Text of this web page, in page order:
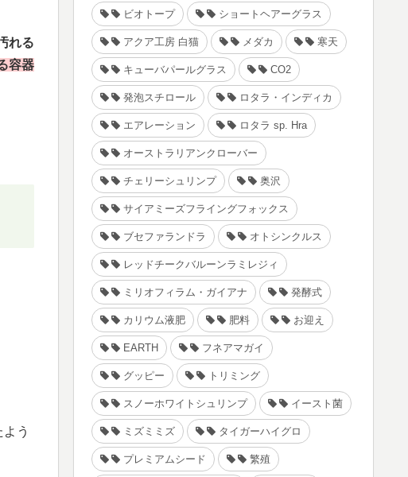
れる
容器
う
ビオトープ ショートヘアーグラス
アクア工房 白猫 メダカ 寒天
キューバパールグラス CO2
発泡スチロール ロタラ・インディカ
エアレーション ロタラ sp. Hra
オーストラリアンクローバー
チェリーシュリンプ 奥沢
サイアミーズフライングフォックス
ブセファランドラ オトシンクルス
レッドチークバルーンラミレジィ
ミリオフィラム・ガイアナ 発酵式
カリウム液肥 肥料 お迎え
EARTH フネアマガイ
グッピー トリミング
スノーホワイトシュリンプ イースト菌
ミズミミズ タイガーハイグロ
プレミアムシード 繁殖